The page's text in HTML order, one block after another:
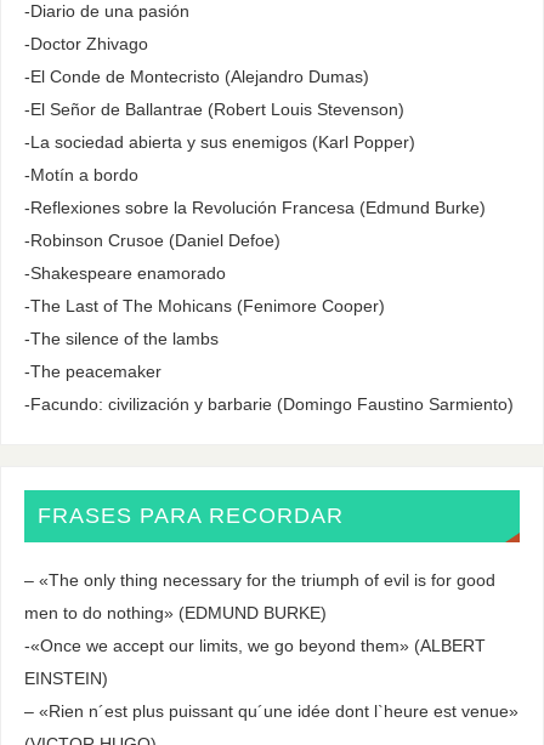
-Diario de una pasión
-Doctor Zhivago
-El Conde de Montecristo (Alejandro Dumas)
-El Señor de Ballantrae (Robert Louis Stevenson)
-La sociedad abierta y sus enemigos (Karl Popper)
-Motín a bordo
-Reflexiones sobre la Revolución Francesa (Edmund Burke)
-Robinson Crusoe (Daniel Defoe)
-Shakespeare enamorado
-The Last of The Mohicans (Fenimore Cooper)
-The silence of the lambs
-The peacemaker
-Facundo: civilización y barbarie (Domingo Faustino Sarmiento)
FRASES PARA RECORDAR
– «The only thing necessary for the triumph of evil is for good
men to do nothing» (EDMUND BURKE)
-«Once we accept our limits, we go beyond them» (ALBERT
EINSTEIN)
– «Rien n´est plus puissant qu´une idée dont l`heure est venue»